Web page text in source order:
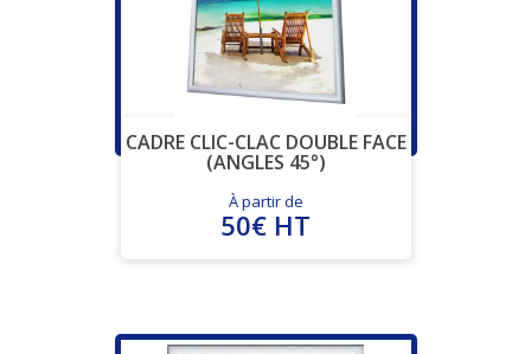
CADRE CLIC-CLAC DOUBLE FACE
(ANGLES 45°)
À partir de
50€ HT